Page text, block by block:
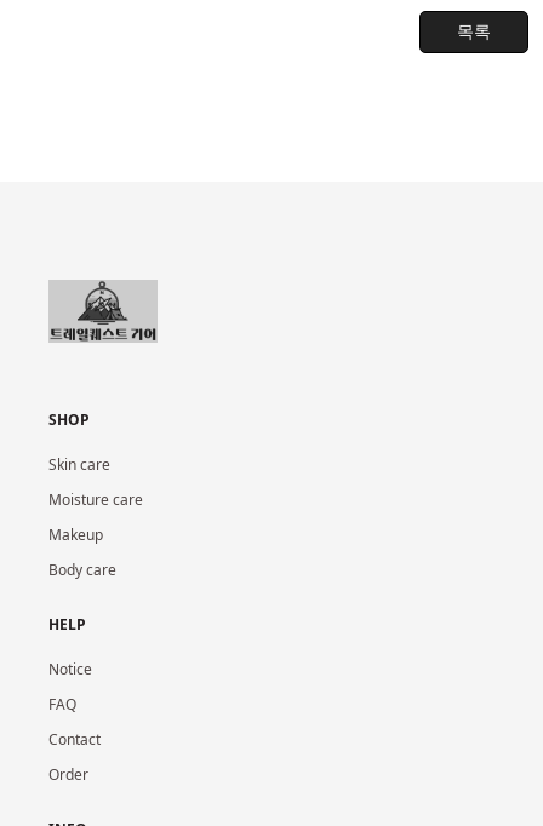
목록
SHOP
Skin care
Moisture care
Makeup
Body care
HELP
Notice
FAQ
Contact
Order